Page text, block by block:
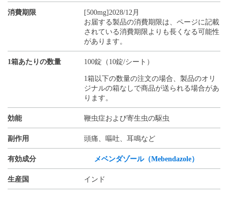
消費期限
[500mg]2028/12月
お届する製品の消費期限は、ページに記載
されている消費期限よりも長くなる可能性
があります。
1箱あたりの数量 100錠（10錠/シート）
1箱以下の数量の注文の場合、製品のオリ
ジナルの箱なしで商品が送られる場合があ
ります。
効能 鞭虫症および寄生虫の駆虫
副作用 頭痛、嘔吐、耳鳴など
有効成分 メベンダゾール（Mebendazole）
生産国 インド